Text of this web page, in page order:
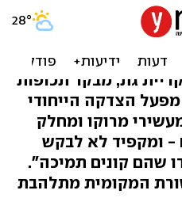
מפעל הצדקה
במרוקו
גת, מבקר תכופות
הצדקה הייחודי
מרוקו ומחלק
- ומקפיד לא לבקש
שהם קונים תמיכה".
המקומית מתלהבת